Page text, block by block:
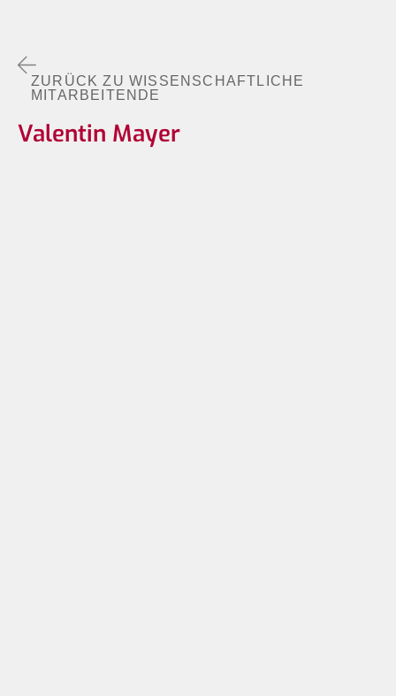
ZURÜCK ZU WISSENSCHAFTLICHE
MITARBEITENDE
Valentin Mayer